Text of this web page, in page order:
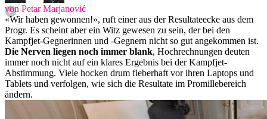
von Petar Marjanović
«Wir haben gewonnen!», ruft einer aus der Resultateecke aus dem
Progr. Es scheint aber ein Witz gewesen zu sein, der bei den
Kampfjet-Gegnerinnen und -Gegnern nicht so gut angekommen ist.
Die Nerven liegen noch immer blank, Hochrechnungen deuten
immer noch nicht auf ein klares Ergebnis bei der Kampfjet-
Abstimmung. Viele hocken drum fieberhaft vor ihren Laptops und
Tablets und verfolgen, wie sich die Resultate im Promillebereich
ändern.